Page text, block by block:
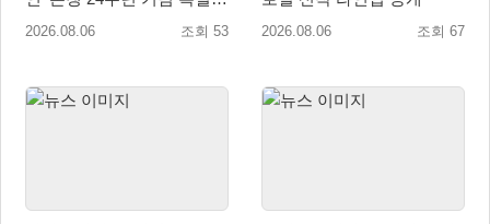
감사 축제 실시!
2026.08.06 조회 53 2026.08.06 조회 67